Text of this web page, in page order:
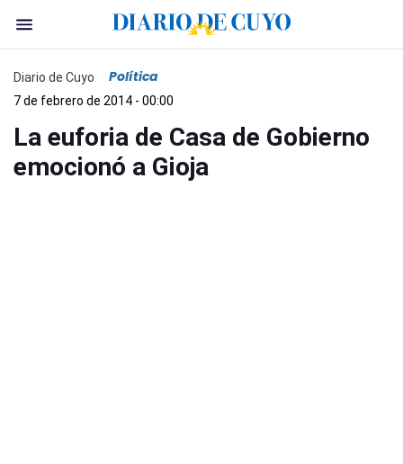
Diario de Cuyo Política
7 de febrero de 2014 - 00:00
La euforia de Casa de Gobierno
emocionó a Gioja